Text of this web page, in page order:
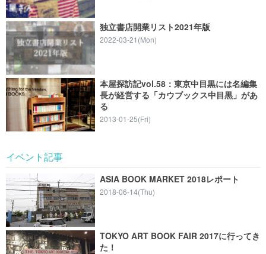
独立書店開業リスト2021年版
2022-03-21(Mon)
本屋探訪記vol.58：東京中目黒には名編集
長が経営する「カウブックス中目黒」があ
る
2013-01-25(Fri)
イベント記事
ASIA BOOK MARKET 2018レポート
2018-06-14(Thu)
TOKYO ART BOOK FAIR 2017に行ってき
た！